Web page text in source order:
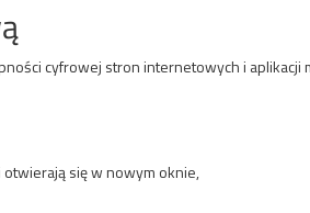
cyfrowej stron internetowych i
się w nowym oknie,